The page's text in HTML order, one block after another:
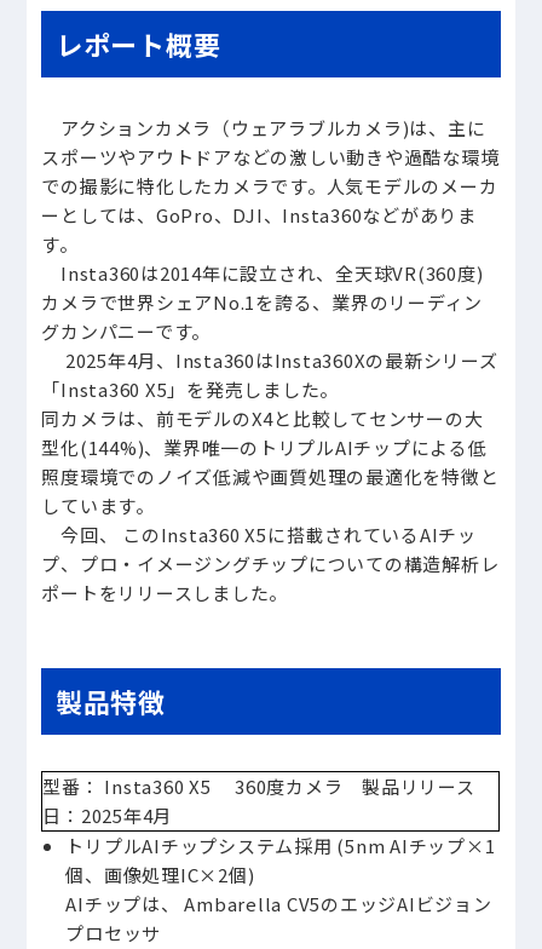
レポート概要
アクションカメラ（ウェアラブルカメラ)は、主に
スポーツやアウトドアなどの激しい動きや過酷な環境
での撮影に特化したカメラです。人気モデルのメーカ
ーとしては、GoPro、DJI、Insta360などがありま
す。
Insta360は2014年に設立され、全天球VR(360度)
カメラで世界シェアNo.1を誇る、業界のリーディン
グカンパニーです。
2025年4月、Insta360はInsta360Xの最新シリーズ
「Insta360 X5」を発売しました。
同カメラは、前モデルのX4と比較してセンサーの大
型化(144%)、業界唯一のトリプルAIチップによる低
照度環境でのノイズ低減や画質処理の最適化を特徴と
しています。
今回、 このInsta360 X5に搭載されているAIチッ
プ、プロ・イメージングチップについての構造解析レ
ポートをリリースしました。
製品特徴
型番： Insta360 X5 360度カメラ 製品リリース
日：2025年4月
トリプルAIチップシステム採用 (5nm AIチップ×1
個、画像処理IC×2個)
AIチップは、 Ambarella CV5のエッジAIビジョン
プロセッサ